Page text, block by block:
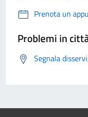
Prenota un
Problemi in
Segnala